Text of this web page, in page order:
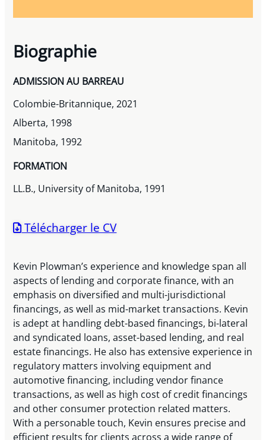
Biographie
ADMISSION AU BARREAU
Colombie-Britannique, 2021
Alberta, 1998
Manitoba, 1992
FORMATION
LL.B., University of Manitoba, 1991
Télécharger le CV
Kevin Plowman’s experience and knowledge span all
aspects of lending and corporate finance, with an
emphasis on diversified and multi-jurisdictional
financings, as well as mid-market transactions. Kevin
is adept at handling debt-based financings, bi-lateral
and syndicated loans, asset-based lending, and real
estate financings. He also has extensive experience in
regulatory matters involving equipment and
automotive financing, including vendor finance
transactions, as well as high cost of credit financings
and other consumer protection related matters.
With a personable touch, Kevin ensures precise and
efficient results for clients across a wide range of